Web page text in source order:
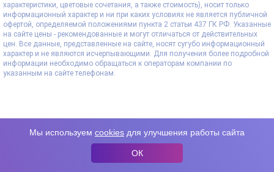
характеристики, цветовые сочетания, а также стоимость), носит только
информационный характер и ни при каких условиях не является публичной
офертой, определяемой положениями пункта 2 статьи 437 ГК РФ. Указанные
на сайте цены - рекомендованные и могут отличаться от действительных
цен. Все данные, представленные на сайте, носят сугубо информационный
характер и не являются исчерпывающими. Для получения более подробной
информации необходимо обращаться к операторам компании по
указанным на сайте телефонам.
Мы используем cookies для улучшения работы сайта
ОК